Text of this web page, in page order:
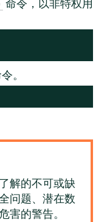
命令，以非特权用
。
解的不可或缺
问题、潜在数
害的警告。